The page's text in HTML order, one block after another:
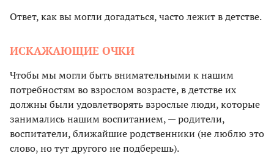
Ответ, как вы могли догадаться, часто лежит в детстве.
ИСКАЖАЮЩИЕ ОЧКИ
Чтобы мы могли быть внимательными к нашим
потребностям во взрослом возрасте, в детстве их
должны были удовлетворять взрослые люди, которые
занимались нашим воспитанием, — родители,
воспитатели, ближайшие родственники (не люблю это
слово, но тут другого не подберешь).